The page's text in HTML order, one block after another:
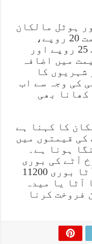
ہوٹل مالکان
نے سرخ پتیری روٹی کی قیمت 20 روپے،
خمیری سفید روٹی کی قیمت 25 روپے اور
میں اضافہ
پر شہریوں کا
کی وجہ سے اب
کھانا بھی
کا کہنا ہے
کی قیمتوں میں
ہونا ہے۔
آٹے کی بوری
10500 روپے، میدہ، فائن آٹا بوری 11200
آٹا یا میدہ
فروخت کرنا